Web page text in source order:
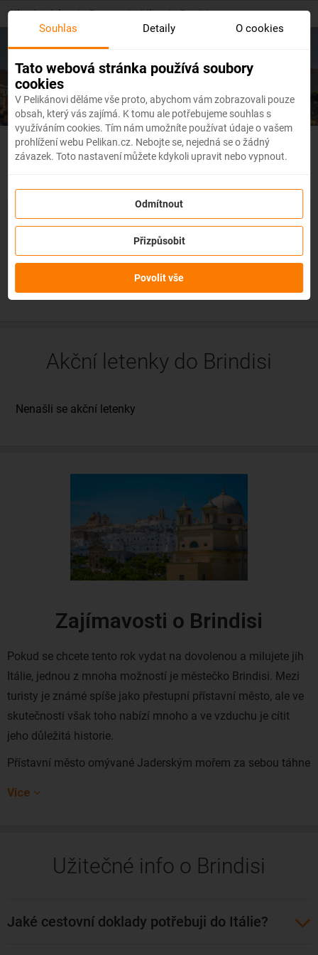
Skip
content
Hlavní stránka / Evropa / Itálie / Brindisi
Levné letenkyBrindisi
Itálie - Flexibilní letenky
rezervace, jako jedatum, destinace nebo dokonce cestující,a
bez udání důvodu!
služby obdržítekredit až ve výši 80 % ceny rezervacena
během procesu rezervace letenky.
Akční letenky do Brindisi
Zajímavosti o Brindisi
Pokud se chcete tento rok vydat na dovolenou a milujete jih
Itálie, jednou z mnoha možností je městečko Brindisi. Mezi
turisty je známé spíše jako přestupní přístavní město, ale ve
skutečnosti však toho nabízí mnoho a ve vzduchu je cítit
jeho důležitá historie.
Přístavní město omývané Jaderským mořem za sebou táhne
měli i Benátčané, Španělé, Francouzi, a dokonce i Rakušané.
navštívit Caesara.
Více
Užitečné info o Brindisi
Jaké cestovní doklady potřebuji do Itálie?
Souhlas Detaily O cookies
Tato webová stránka používá soubory
cookies
V Pelikánovi děláme vše proto, abychom vám zobrazovali pouze
obsah, který vás zajímá. K tomu ale potřebujeme souhlas s
využíváním cookies. Tím nám umožníte používat údaje o vašem
prohlížení webu Pelikan.cz. Nebojte se, nejedná se o žádný
závazek. Toto nastavení můžete kdykoli upravit nebo vypnout.
Odmítnout
Přizpůsobit
Povolit vše